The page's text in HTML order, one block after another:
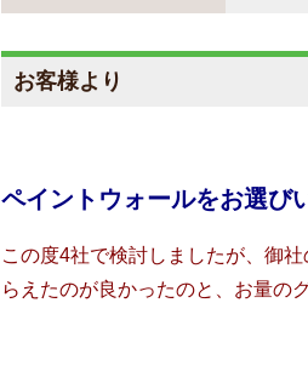
お客様より
ペイントウォールをお選び
この度4社で検討しましたが、御
らえたのが良かったのと、お量の